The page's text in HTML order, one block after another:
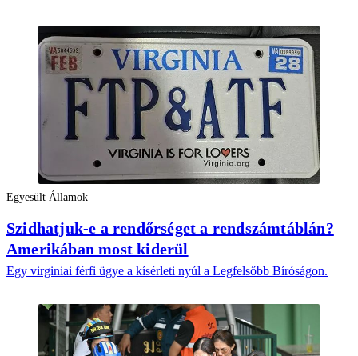
Egyesült Államok
Szidhatjuk-e a rendőrséget a rendszámtáblán?
Amerikában most kiderül
Egy virginiai férfi ügye a kísérleti nyúl a Legfelsőbb Bíróságon.